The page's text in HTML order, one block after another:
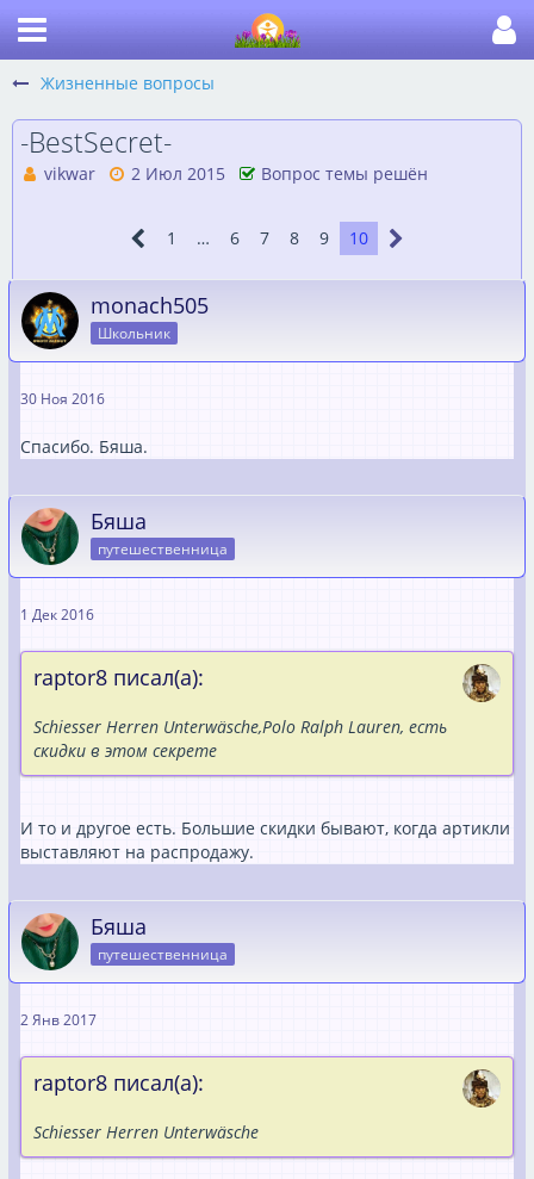
Жизненные вопросы
-BestSecret-
vikwar 2 Июл 2015 Вопрос темы решён
1 … 6 7 8 9 10
monach505
Школьник
30 Ноя 2016
Спасибо. Бяша.
Бяша
путешественница
1 Дек 2016
raptor8 писал(а):
Schiesser Herren Unterwäsche,Polo Ralph Lauren, есть
скидки в этом секрете
И то и другое есть. Большие скидки бывают, когда артикли
выставляют на распродажу.
Бяша
путешественница
2 Янв 2017
raptor8 писал(а):
Schiesser Herren Unterwäsche